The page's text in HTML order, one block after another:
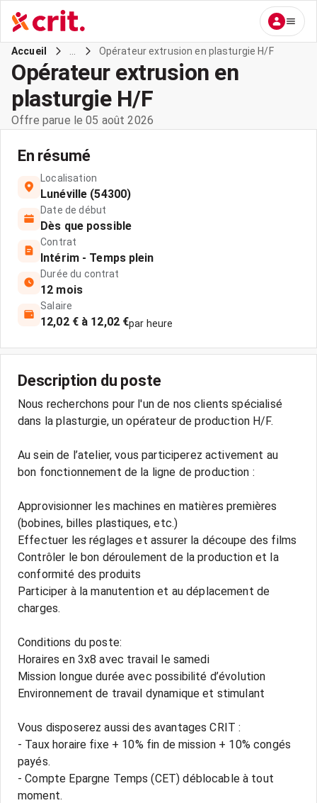
Accueil Opérateur extrusion en plasturgie H/F
Opérateur extrusion en
plasturgie H/F
Offre parue le 05 août 2026
En résumé
Localisation
Lunéville (54300)
Date de début
Dès que possible
Contrat
Intérim - Temps plein
Durée du contrat
12 mois
Salaire
12,02 € à 12,02 €par heure
Description du poste
Nous recherchons pour l'un de nos clients spécialisé
dans la plasturgie, un opérateur de production H/F.
Au sein de l’atelier, vous participerez activement au
bon fonctionnement de la ligne de production :
Approvisionner les machines en matières premières
(bobines, billes plastiques, etc.)
Effectuer les réglages et assurer la découpe des films
Contrôler le bon déroulement de la production et la
conformité des produits
Participer à la manutention et au déplacement de
charges.
Conditions du poste:
Horaires en 3x8 avec travail le samedi
Mission longue durée avec possibilité d’évolution
Environnement de travail dynamique et stimulant
Vous disposerez aussi des avantages CRIT :
- Taux horaire fixe + 10% fin de mission + 10% congés
payés.
- Compte Epargne Temps (CET) déblocable à tout
moment.